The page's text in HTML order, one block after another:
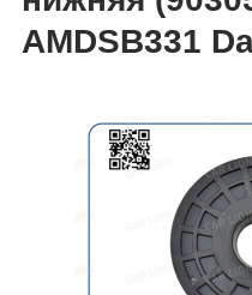
AMDSB331